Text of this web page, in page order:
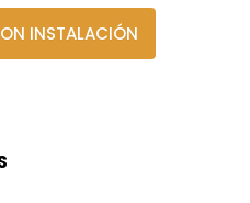
INSTALACIÓN